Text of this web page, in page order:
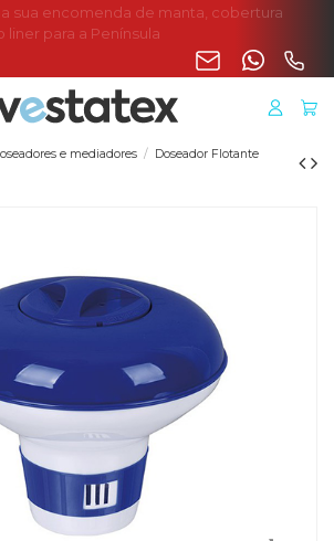
sua encomenda de manta, cobertura
liner para a Península
e mediadores
Doseador Flotante